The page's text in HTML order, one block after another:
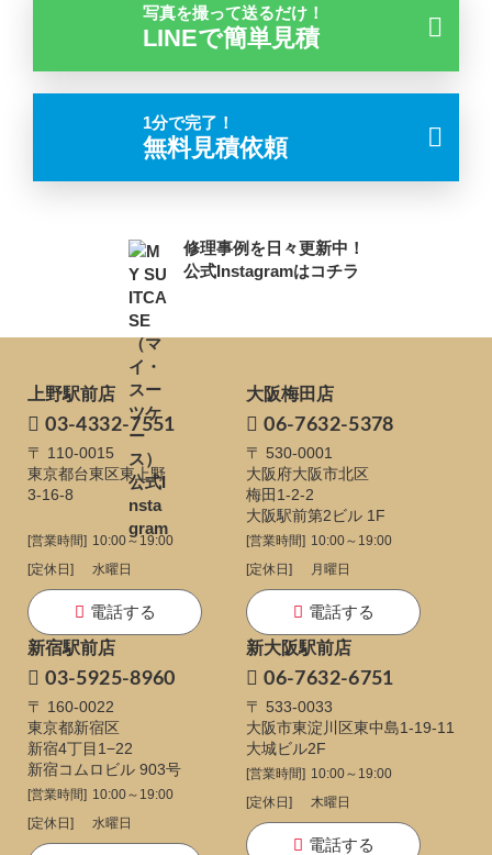
写真を撮って送るだけ！
LINEで簡単見積
1分で完了！
無料見積依頼
修理事例を日々更新中！
公式Instagramはコチラ
上野駅前店
03-4332-7551
〒 110-0015
東京都台東区東上野
3-16-8
[営業時間] 10:00～19:00
[定休日]
水曜日
電話する
大阪梅田店
06-7632-5378
〒 530-0001
大阪府大阪市北区
梅田1-2-2
大阪駅前第2ビル 1F
[営業時間] 10:00～19:00
[定休日]
月曜日
電話する
新宿駅前店
03-5925-8960
〒 160-0022
東京都新宿区
新宿4丁目1−22
新宿コムロビル 903号
[営業時間] 10:00～19:00
[定休日]
水曜日
新大阪駅前店
06-7632-6751
〒 533-0033
大阪市東淀川区東中島1-19-11
大城ビル2F
[営業時間] 10:00～19:00
[定休日]
木曜日
電話する